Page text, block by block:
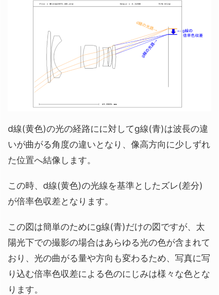
d線(黄色)の光の経路にに対してg線(青)は波長の違
いが曲がる角度の違いとなり、像高方向に少しずれ
た位置へ結像します。
この時、d線(黄色)の光線を基準としたズレ(差分)
が倍率色収差となります。
この図は簡単のためにg線(青)だけの図ですが、太
陽光下での撮影の場合はあらゆる光の色が含まれて
おり、光の曲がる量や方向も変わるため、写真に写
り込む倍率色収差による色のにじみは様々な色とな
ります。